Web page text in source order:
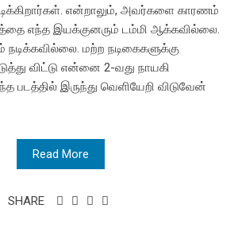
என்றாலும், அவர்களை காரணம்
எந்த இயக்குனரும் டம்மி ஆக்கவில்லை.
நடிக்கவில்லை. மற்ற நடிகைகளுக்கு
விட்டு என்னை 2-வது நாயகி
படத்தில் இருந்து வெளியேறி விடுவேன்
Read More
SHARE